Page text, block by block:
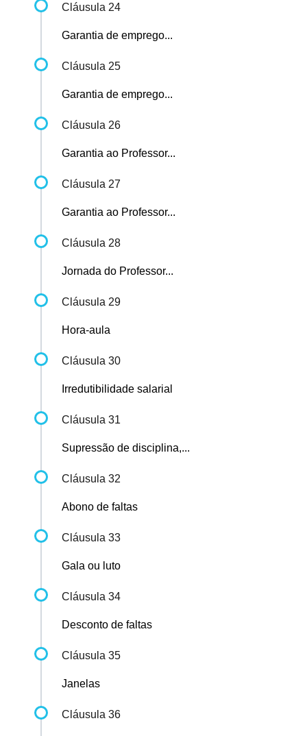
Cláusula 24
Garantia de emprego...
Cláusula 25
Garantia de emprego...
Cláusula 26
Garantia ao Professor...
Cláusula 27
Garantia ao Professor...
Cláusula 28
Jornada do Professor...
Cláusula 29
Hora-aula
Cláusula 30
Irredutibilidade salarial
Cláusula 31
Supressão de disciplina,...
Cláusula 32
Abono de faltas
Cláusula 33
Gala ou luto
Cláusula 34
Desconto de faltas
Cláusula 35
Janelas
Cláusula 36